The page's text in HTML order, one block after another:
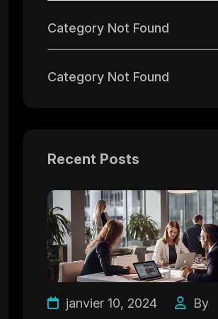
Category Not Found
Category Not Found
Recent Posts
janvier 10, 2024
By